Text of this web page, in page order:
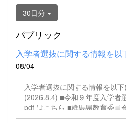
30日分
パブリック
08/04
入学者選抜に関する情報を以下
(2026.8.4) ■令和９年度入学者
pdf はこちら ■群馬県教育委
するページはこちら